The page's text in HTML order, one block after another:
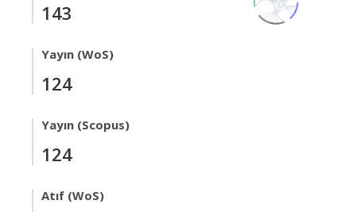
143
Yayın (WoS)
124
Yayın (Scopus)
124
Atıf (WoS)